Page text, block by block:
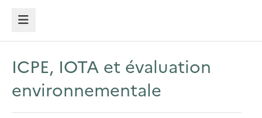
MENU
ICPE, IOTA et évaluation
environnementale